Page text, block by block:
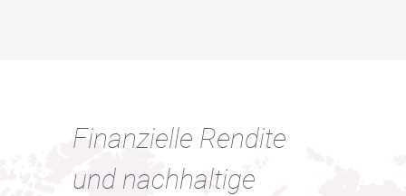
Finanzielle Rendite
und nachhaltige